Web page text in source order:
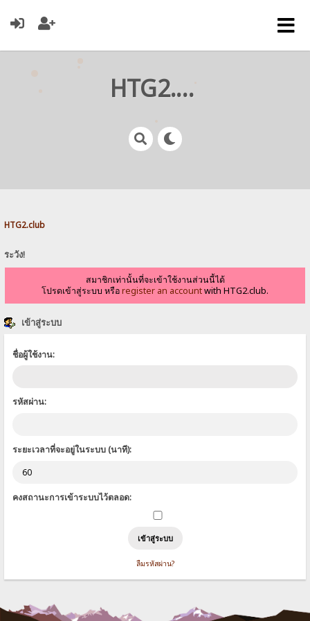
HTG2.club
HTG2.club
ระวัง!
สมาชิกเท่านั้นที่จะเข้าใช้งานส่วนนี้ได้
โปรดเข้าสู่ระบบ หรือregister an accountwith HTG2.club.
เข้าสู่ระบบ
ชื่อผู้ใช้งาน:
รหัสผ่าน:
ระยะเวลาที่จะอยู่ในระบบ (นาที):
คงสถานะการเข้าระบบไว้ตลอด:
ลืมรหัสผ่าน?